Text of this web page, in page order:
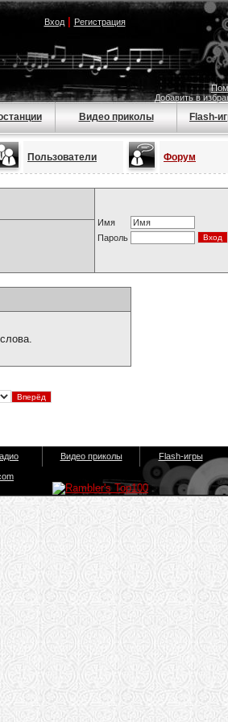
Вход| Регистрация
Добавить в
Видео приколы Flash-
Пользователи Форум
Имя
Пароль
Видео приколы Flash-игры